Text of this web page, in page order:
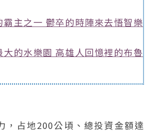
霸主之一 鬱卒的時陣來去悟智樂
大的水樂園 高雄人回憶裡的布魯
，占地200公頃、總投資金額達